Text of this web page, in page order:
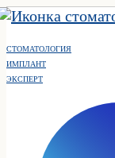
СТОМАТОЛОГИЯ
ИМПЛАНТ
ЭКСПЕРТ